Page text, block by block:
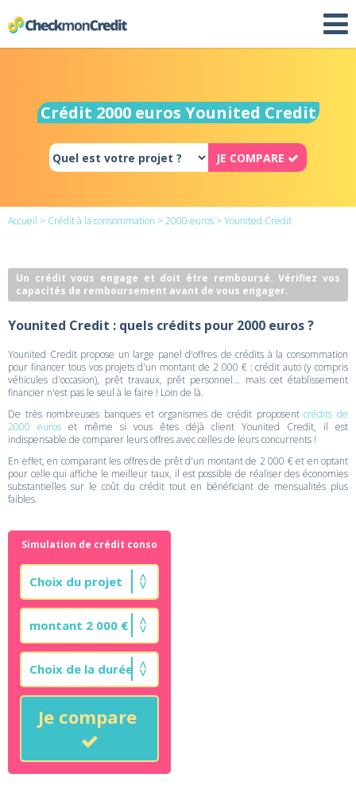
Crédit 2000 euros Younited Credit
JE COMPARE
Accueil > Crédit à la consommation >2000 euros > Younited Credit
Un crédit vous engage et doit être remboursé. Vérifiez vos
capacités de remboursement avant de vous engager.
Younited Credit : quels crédits pour 2000 euros ?
Younited Credit propose un large panel d'offres de crédits à la consommation
pour financer tous vos projets d'un montant de 2 000 € : crédit auto (y compris
véhicules d'occasion), prêt travaux, prêt personnel... mais cet établissement
financier n'est pas le seul à le faire ! Loin de là.
De très nombreuses banques et organismes de crédit proposentcrédits de
2000 euros et même si vous êtes déjà client Younited Credit, il est
indispensable de comparer leurs offres avec celles de leurs concurrents !
En effet, en comparant les offres de prêt d'un montant de 2 000 € et en optant
pour celle qui affiche le meilleur taux, il est possible de réaliser des économies
substantielles sur le coût du crédit tout en bénéficiant de mensualités plus
faibles.
Simulation de crédit conso
Je compare